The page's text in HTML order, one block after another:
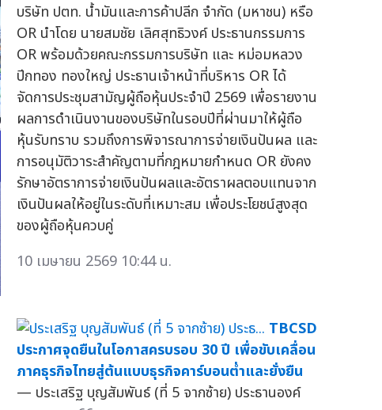
บริษัท ปตท. น้ำมันและการค้าปลีก จำกัด (มหาชน) หรือ
OR นำโดย นายสมชัย เลิศสุทธิวงค์ ประธานกรรมการ
OR พร้อมด้วยคณะกรรมการบริษัท และ หม่อมหลวง
ปีกทอง ทองใหญ่ ประธานเจ้าหน้าที่บริหาร OR ได้
จัดการประชุมสามัญผู้ถือหุ้นประจำปี 2569 เพื่อรายงาน
ผลการดำเนินงานของบริษัทในรอบปีที่ผ่านมาให้ผู้ถือ
หุ้นรับทราบ รวมถึงการพิจารณาการจ่ายเงินปันผล และ
การอนุมัติวาระสำคัญตามที่กฎหมายกำหนด OR ยังคง
รักษาอัตราการจ่ายเงินปันผลและอัตราผลตอบแทนจาก
เงินปันผลให้อยู่ในระดับที่เหมาะสม เพื่อประโยชน์สูงสุด
ของผู้ถือหุ้นควบคู่
10 เมษายน 2569 10:44 น.
TBCSD
ประกาศจุดยืนในโอกาสครบรอบ 30 ปี เพื่อขับเคลื่อน
ภาคธุรกิจไทยสู่ต้นแบบธุรกิจคาร์บอนต่ำและยั่งยืน
— ประเสริฐ บุญสัมพันธ์ (ที่ 5 จากซ้าย) ประธานองค์